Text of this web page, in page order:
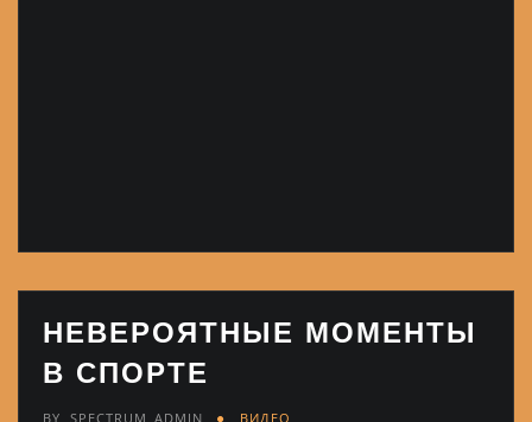
НЕВЕРОЯТНЫЕ МОМЕНТЫ
В СПОРТЕ
BY SPECTRUM_ADMIN ВИДЕО